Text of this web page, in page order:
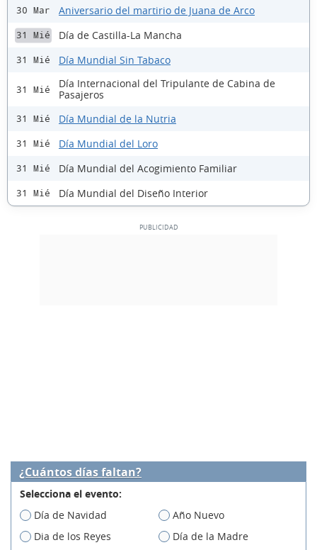
30 Mar Aniversario del martirio de Juana de Arco
31 Mié Día de Castilla-La Mancha
31 Mié Día Mundial Sin Tabaco
31 Mié
Día Internacional del Tripulante de Cabina de
Pasajeros
31 Mié Día Mundial de la Nutria
31 Mié Día Mundial del Loro
31 Mié Día Mundial del Acogimiento Familiar
31 Mié Día Mundial del Diseño Interior
¿Cuántos días faltan?
Selecciona el evento:
Día de Navidad
Año Nuevo
Dia de los Reyes
Día de la Madre